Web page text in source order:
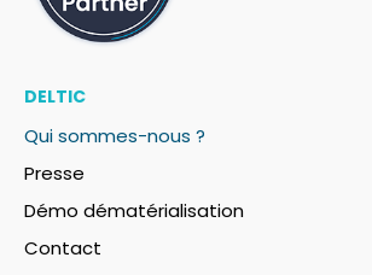
DELTIC
Qui sommes-nous ?
Presse
Démo dématérialisation
Contact